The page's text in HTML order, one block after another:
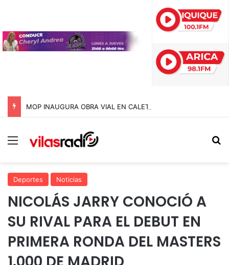
Menú
Deportes Noticias
NICOLÁS JARRY CONOCIÓ A
SU RIVAL PARA EL DEBUT EN
PRIMERA RONDA DEL MASTERS